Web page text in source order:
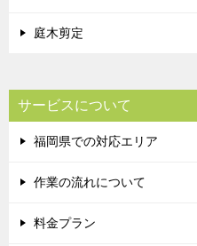
庭木剪定
サービスについて
福岡県での対応エリア
作業の流れについて
料金プラン